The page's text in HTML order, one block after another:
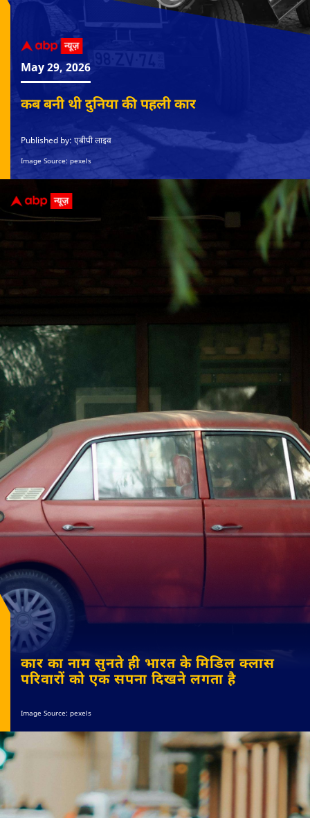
May 29, 2026
कब बनी थी दुनिया की पहली कार
Published by: एबीपी लाइव
Image Source: pexels
कार का नाम सुनते ही भारत के मिडिल क्लास
परिवारों को एक सपना दिखने लगता है
Image Source: pexels